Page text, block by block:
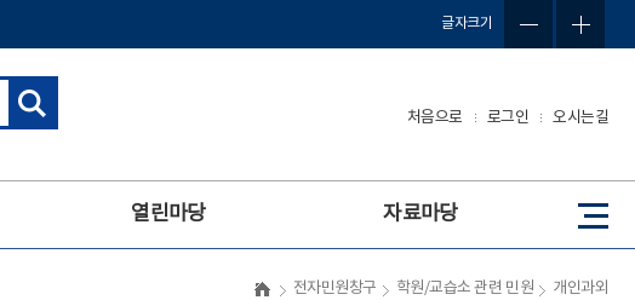
글자크기
처음으로 로그인 오시는길
사
이
트
열린마당 자료마당
전자민원창구 학원/교습소 관련 민원 개인과외